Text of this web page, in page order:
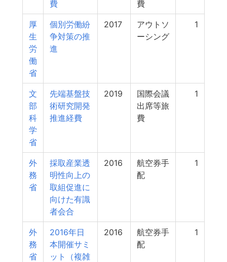
費
費
厚
生
労
働
省
個別労働紛
争対策の推
進
2017
アウトソ
ーシング
1
文
部
科
学
省
先端基盤技
術研究開発
推進経費
2019
国際会議
出席等旅
費
1
外
務
省
採取産業透
明性向上の
取組促進に
向けた有識
者会合
2016
航空券手
配
1
外
務
省
2016年日
本開催サミ
ット（複雑
2016
航空券手
配
1